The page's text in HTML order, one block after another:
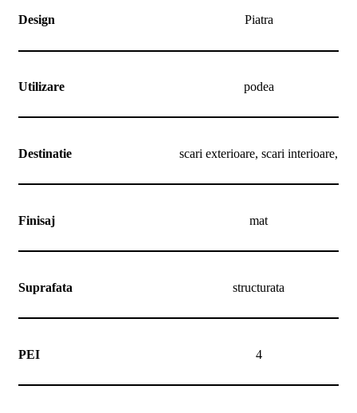
Design Piatra
Utilizare podea
Destinatie scari exterioare, scari interioare,
Finisaj mat
Suprafata structurata
PEI 4